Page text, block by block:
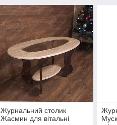
Журнальний столик
Жасмин для вітальні